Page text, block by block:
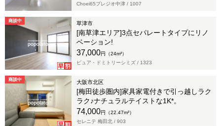
Choei65プレジオ中津 / 1007
商談中 草津市
[南草津エリア]3点セパレートタイプにリノ
ベーション!
37,000円（24m²）
ピュア・ドミトリーシミズ / 1323
商談中 大阪市北区
[梅田徒歩圏内]家具家電付きで引っ越しラク
ラク♪ナチュラルテイストな1K*。
74,000円（22.47m²）
セレニテ 梅田北 / 903